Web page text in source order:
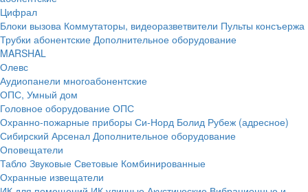
Цифрал
Блоки вызова Коммутаторы, видеоразветвители Пульты консъержа
Трубки абонентские Дополнительное оборудование
MARSHAL
Олевс
Аудиопанели многоабонентские
ОПС, Умный дом
Головное оборудование ОПС
Охранно-пожарные приборы Си-Норд Болид Рубеж (адресное)
Сибирский Арсенал Дополнительное оборудование
Оповещатели
Табло Звуковые Световые Комбинированные
Охранные извещатели